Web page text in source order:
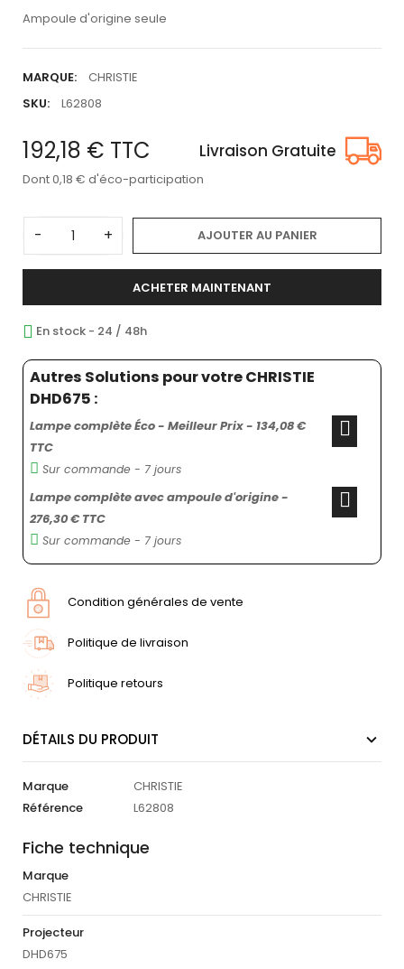
Ampoule d'origine seule
MARQUE:
CHRISTIE
SKU:
L62808
192,18 € TTC Livraison Gratuite
Dont 0,18 € d'éco-participation
- + AJOUTER AU PANIER
ACHETER MAINTENANT
En stock - 24 / 48h
Autres Solutions pour votre CHRISTIE
DHD675 :
Lampe complète Éco - Meilleur Prix - 134,08 €
TTC
Sur commande - 7 jours
Lampe complète avec ampoule d'origine -
276,30 € TTC
Sur commande - 7 jours
Condition générales de vente
Politique de livraison
Politique retours
DÉTAILS DU PRODUIT
Marque
CHRISTIE
Référence
L62808
Fiche technique
Marque
CHRISTIE
Projecteur
DHD675